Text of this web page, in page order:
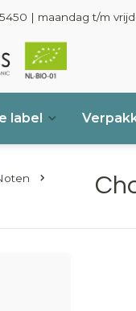
| maandag t/m
label